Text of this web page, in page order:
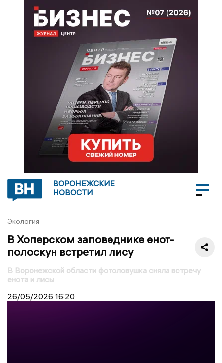
ВОРОНЕЖСКИЕ
НОВОСТИ
Экология
В Хоперском заповеднике енот-
полоскун встретил лису
В Воронежской области фотоловушка сняла встречу
енота и лисы
26/05/2026 16:20